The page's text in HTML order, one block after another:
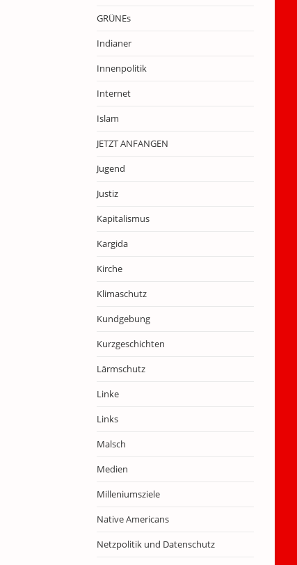
GRÜNEs
Indianer
Innenpolitik
Internet
Islam
JETZT ANFANGEN
Jugend
Justiz
Kapitalismus
Kargida
Kirche
Klimaschutz
Kundgebung
Kurzgeschichten
Lärmschutz
Linke
Links
Malsch
Medien
Milleniumsziele
Native Americans
Netzpolitik und Datenschutz